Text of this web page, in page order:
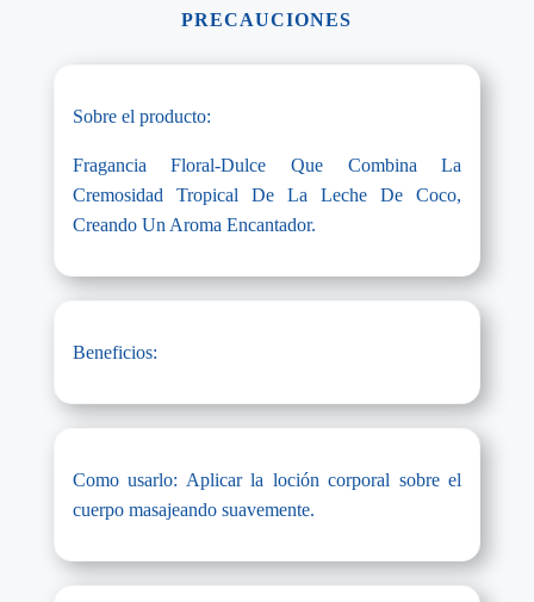
PRECAUCIONES
Sobre el producto:
Fragancia Floral-Dulce Que Combina La
Cremosidad Tropical De La Leche De Coco,
Creando Un Aroma Encantador.
Beneficios:
Como usarlo: Aplicar la loción corporal sobre el
cuerpo masajeando suavemente.